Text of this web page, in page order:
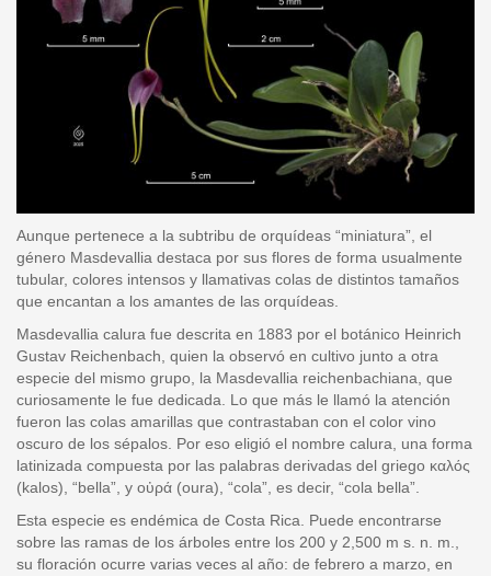
Aunque pertenece a la subtribu de orquídeas “miniatura”, el
género Masdevallia destaca por sus flores de forma usualmente
tubular, colores intensos y llamativas colas de distintos tamaños
que encantan a los amantes de las orquídeas.
Masdevallia calura fue descrita en 1883 por el botánico Heinrich
Gustav Reichenbach, quien la observó en cultivo junto a otra
especie del mismo grupo, la Masdevallia reichenbachiana, que
curiosamente le fue dedicada. Lo que más le llamó la atención
fueron las colas amarillas que contrastaban con el color vino
oscuro de los sépalos. Por eso eligió el nombre calura, una forma
latinizada compuesta por las palabras derivadas del griego καλός
(kalos), “bella”, y οὐρά (oura), “cola”, es decir, “cola bella”.
Esta especie es endémica de Costa Rica. Puede encontrarse
sobre las ramas de los árboles entre los 200 y 2,500 m s. n. m.,
su floración ocurre varias veces al año: de febrero a marzo, en